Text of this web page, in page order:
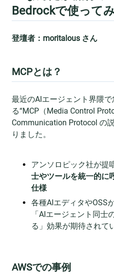
Bedrockで使って
登壇者：moritalous さん
MCPとは？
最近のAIエージェント界隈
る“MCP（Media Control
Communication Protocol の
りました。
アンソロピック社が提
士やツールを統一的に
仕様
各種AIエディタやOSS
「AIエージェント同士
る」効果が期待されて
AWSでの事例